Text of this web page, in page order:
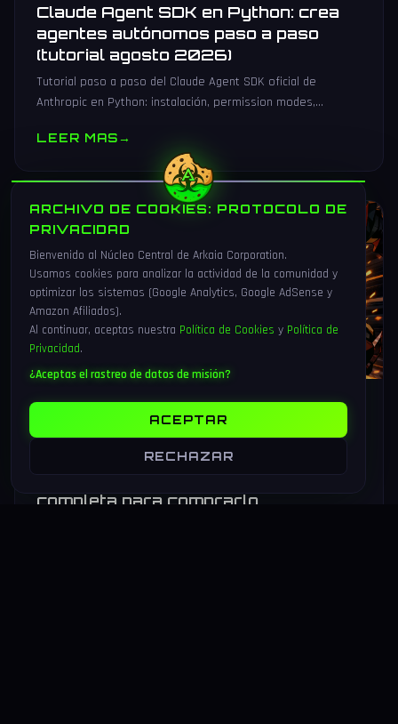
Claude Agent SDK en Python: crea
agentes autónomos paso a paso
(tutorial agosto 2026)
Tutorial paso a paso del Claude Agent SDK oficial de
Anthropic en Python: instalación, permission modes,
producción.
LEER MAS→
VIDEOJUEGOS
Marvel Tōkon: Fighting Souls sale
hoy 6 de agosto 2026 — análisis del
4v4 de Arc System Works y guía
completa para comprarlo
ARCHIVO DE COOKIES: PROTOCOLO DE
PRIVACIDAD
Bienvenido al Núcleo Central de Arkaia Corporation.
Usamos cookies para analizar la actividad de la comunidad y
optimizar los sistemas (Google Analytics, Google AdSense y
Amazon Afiliados).
Al continuar, aceptas nuestra Política de Cookies y Política de
Privacidad.
¿Aceptas el rastreo de datos de misión?
ACEPTAR
RECHAZAR